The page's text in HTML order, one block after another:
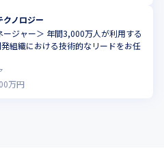
ノロジー
ジャー＞ 年間3,000万人が利用する
組織における技術的なリードをお任
万円